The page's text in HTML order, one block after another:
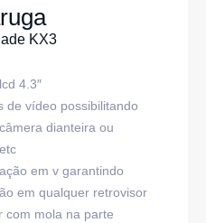
KX3
4.3″
de vídeo possibilitando
dianteira ou
em v garantindo
em qualquer retrovisor
com mola na parte